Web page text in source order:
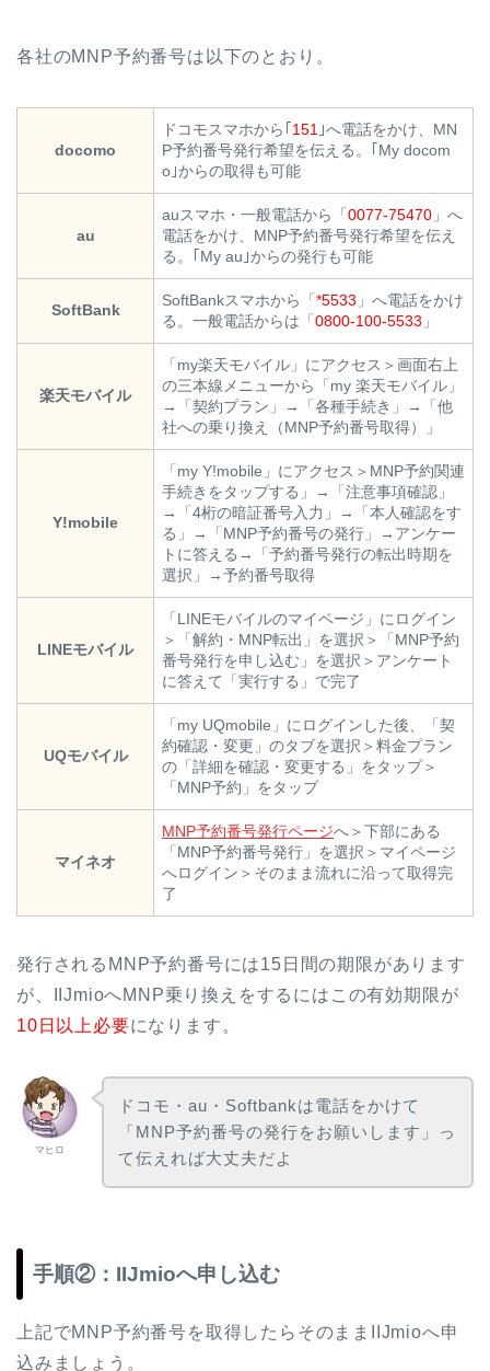
各社のMNP予約番号は以下のとおり。
docomo
ドコモスマホから｢ 151 ｣へ電話をかけ、MN
P予約番号発行希望を伝える。｢My docom
o｣からの取得も可能
au
auスマホ・一般電話から「 0077-75470 」へ
電話をかけ、MNP予約番号発行希望を伝え
る。｢My au｣からの発行も可能
SoftBank
SoftBankスマホから「 *5533 」へ電話をかけ
る。一般電話からは「 0800-100-5533 」
楽天モバイル
「my楽天モバイル」にアクセス＞画面右上
の三本線メニューから「my 楽天モバイル」
→「契約プラン」→「各種手続き」→「他
社への乗り換え（MNP予約番号取得）」
Y!mobile
「my Y!mobile」にアクセス＞MNP予約関連
手続きをタップする」→「注意事項確認」
→「4桁の暗証番号入力」→「本人確認をす
る」→「MNP予約番号の発行」→アンケー
トに答える→「予約番号発行の転出時期を
選択」→予約番号取得
LINEモバイル
「LINEモバイルのマイページ」にログイン
＞「解約・MNP転出」を選択＞「MNP予約
番号発行を申し込む」を選択＞アンケート
に答えて「実行する」で完了
UQモバイル
「my UQmobile」にログインした後、「契
約確認・変更」のタブを選択＞料金プラン
の「詳細を確認・変更する」をタップ＞
「MNP予約」をタップ
マイネオ
MNP予約番号発行ページへ＞下部にある
「MNP予約番号発行」を選択＞マイページ
へログイン＞そのまま流れに沿って取得完
了
発行されるMNP予約番号には15日間の期限があります
が、IIJmioへMNP乗り換えをするにはこの有効期限が
10日以上必要になります。
マヒロ
ドコモ・au・Softbankは電話をかけて
「MNP予約番号の発行をお願いします」っ
て伝えれば大丈夫だよ
手順②：IIJmioへ申し込む
上記でMNP予約番号を取得したらそのままIIJmioへ申
込みましょう。